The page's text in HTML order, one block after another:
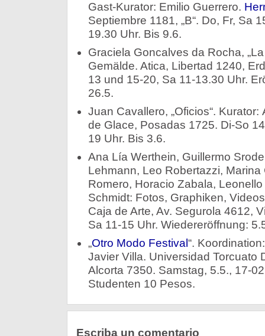
Gast-Kurator: Emilio Guerrero.
Septiembre 1181, „B“. Do, Fr, Sa
19.30 Uhr. Bis 9.6.
Graciela Goncalves da Rocha,
Gemälde. Atica, Libertad 1240,
13 und 15-20, Sa 11-13.30 Uhr.
26.5.
Juan Cavallero, „Oficios“.
de Glace, Posadas 1725. Di-So
19 Uhr. Bis 3.6.
Ana Lía Werthein, Guillermo
Lehmann, Leo Robertazzi,
Romero, Horacio Zabala,
Schmidt: Fotos, Graphiken,
Caja de Arte, Av. Segurola 4612,
Sa 11-15 Uhr. Wiedereröffnung:
„Otro Modo Festival “.
Javier Villa. Universidad Torcuato
Alcorta 7350. Samstag, 5.5., 17-
Studenten 10 Pesos.
Escriba un comentario